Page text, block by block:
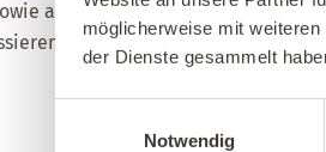
möglicherweise mit
der Dienste gesammelt
Notwendig
alle, die sich für gesundes,